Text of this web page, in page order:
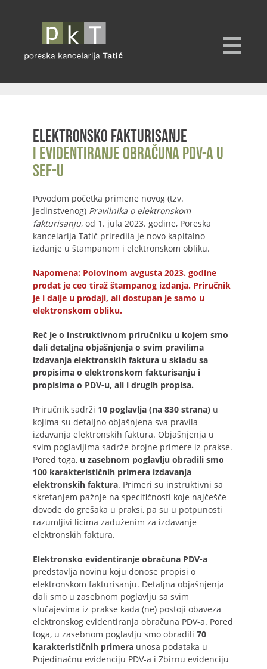
Elektronsko fakturisanje
i evidentiranje obračuna PDV-a u
SEF-u
Povodom početka primene novog (tzv.
jedinstvenog) Pravilnika o elektronskom
fakturisanju, od 1. jula 2023. godine, Poreska
kancelarija Tatić priredila je novo kapitalno
izdanje u štampanom i elektronskom obliku.
Napomena: Polovinom avgusta 2023. godine
prodat je ceo tiraž štampanog izdanja. Priručnik
je i dalje u prodaji, ali dostupan je samo u
elektronskom obliku.
Reč je o instruktivnom priručniku u kojem smo
dali detaljna objašnjenja o svim pravilima
izdavanja elektronskih faktura u skladu sa
propisima o elektronskom fakturisanju i
propisima o PDV-u, ali i drugih propisa.
Priručnik sadrži 10 poglavlja (na 830 strana) u
kojima su detaljno objašnjena sva pravila
izdavanja elektronskih faktura. Objašnjenja u
svim poglavljima sadrže brojne primere iz prakse.
Pored toga, u zasebnom poglavlju obradili smo
100 karakterističnih primera izdavanja
elektronskih faktura. Primeri su instruktivni sa
skretanjem pažnje na specifičnosti koje najčešće
dovode do grešaka u praksi, pa su u potpunosti
razumljivi licima zaduženim za izdavanje
elektronskih faktura.
Elektronsko evidentiranje obračuna PDV-a
predstavlja novinu koju donose propisi o
elektronskom fakturisanju. Detaljna objašnjenja
dali smo u zasebnom poglavlju sa svim
slučajevima iz prakse kada (ne) postoji obaveza
elektronskog evidentiranja obračuna PDV-a. Pored
toga, u zasebnom poglavlju smo obradili 70
karakterističnih primera unosa podataka u
Pojedinačnu evidenciju PDV-a i Zbirnu evidenciju